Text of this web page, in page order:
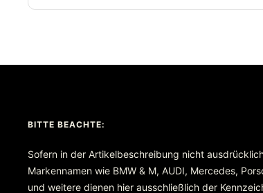
BITTE BEACHTE:
Sofern in der Artikelbeschreibung nicht
Markennamen wie BMW & M, AUDI, Mercedes,
und weitere dienen hier ausschließlich der